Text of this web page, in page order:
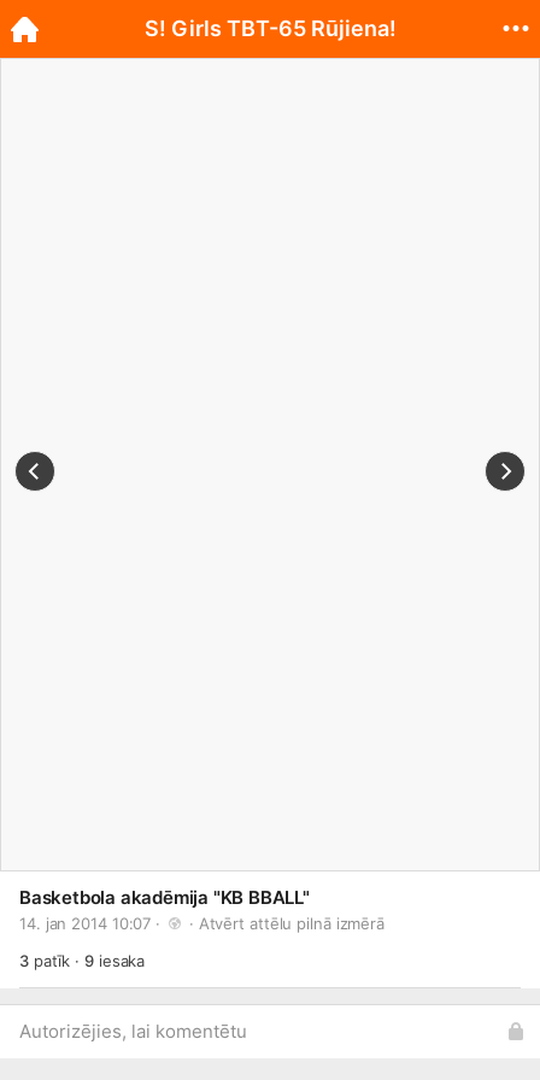
Basketbola akadēmija "KB BBALL"
14. jan 2014 10:07 · · Atvērt attēlu pilnā izmērā
3patīk ·9iesaka
Autorizējies, lai komentētu
S! Girls TBT-65 Rūjiena!